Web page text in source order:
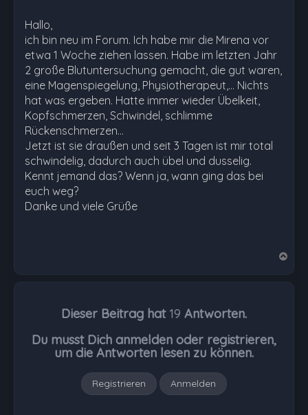
Hallo,
ich bin neu im Forum. Ich habe mir die Mirena vor
etwa 1 Woche ziehen lassen. Habe im letzten Jahr
2 große Blutuntersuchung gemacht, die gut waren,
eine Magenspiegelung, Physiotherapeut,... Nichts
hat was ergeben. Hatte immer wieder Übelkeit,
Kopfschmerzen, Schwindel, schlimme
Rückenschmerzen...
Jetzt ist sie draußen und seit 3 Tagen ist mir total
schwindelig, dadurch auch übel und dusselig.
Kennt jemand das? Wenn ja, wann ging das bei
euch weg?
Danke und viele Grüße
Dieser Beitrag hat 19 Antworten.
Du musst Dich anmelden oder registrieren,
um die Antworten lesen zu können.
Registrieren Anmelden